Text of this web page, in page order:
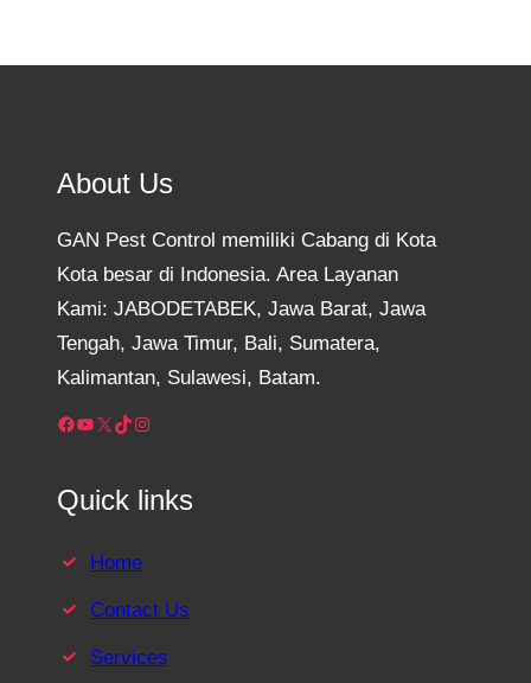
About Us
GAN Pest Control memiliki Cabang di Kota
Kota besar di Indonesia. Area Layanan
Kami: JABODETABEK, Jawa Barat, Jawa
Tengah, Jawa Timur, Bali, Sumatera,
Kalimantan, Sulawesi, Batam.
Facebook YouTube X TikTok Instagram
Quick links
Home
Contact Us
Services